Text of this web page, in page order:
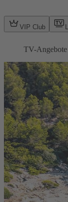
VIP Club
TV-Angebote